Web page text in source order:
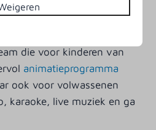
leuke activiteiten aan in de
die voor kinderen van
animatieprogramma
ook voor volwassenen
karaoke, live muziek en ga